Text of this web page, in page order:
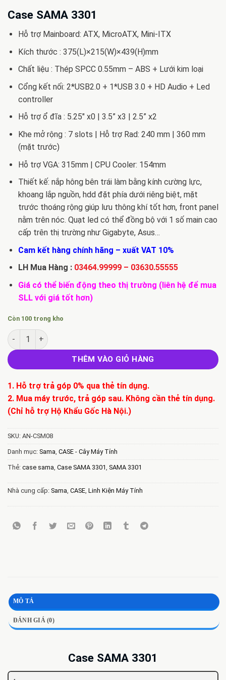
là:
685.000 VND.
Case SAMA 3301
Hỗ trợ Mainboard: ATX, MicroATX, Mini-ITX
Kích thước : 375(L)×215(W)×439(H)mm
Chất liệu : Thép SPCC 0.55mm – ABS + Lưới kim loại
Cổng kết nối: 2*USB2.0 + 1*USB 3.0 + HD Audio + Led
controller
Hỗ trợ ổ đĩa : 5.25″ x0 | 3.5” x3 | 2.5” x2
Khe mở rộng : 7 slots | Hỗ trợ Rad: 240 mm | 360 mm
(mặt trước)
Hỗ trợ VGA: 315mm | CPU Cooler: 154mm
Thiết kế: nắp hông bên trái làm bằng kính cường lực,
khoang lắp nguồn, hdd đặt phía dưới riêng biệt, mặt
trước thoáng rộng giúp lưu thông khí tốt hơn, front panel
nằm trên nóc. Quạt led có thể đồng bộ với 1 số main cao
cấp trên thị trường như Gigabyte, Asus…
Cam kết hàng chính hãng – xuất VAT 10%
LH Mua Hàng : 03464.99999– 03630.55555
Giá có thể biến động theo thị trường (liên hệ để mua
SLL với giá tốt hơn)
Còn 100 trong kho
Case SAMA 3301 số lượng
THÊM VÀO GIỎ HÀNG
1. Hỗ trợ trả góp 0% qua thẻ tín dụng.
2. Mua máy trước, trả góp sau. Không cần thẻ tín dụng.
(Chỉ hỗ trợ Hộ Khẩu Gốc Hà Nội.)
SKU: AN-CSM08
Danh mục: Sama, CASE - Cây Máy Tính
Thẻ: case sama, Case SAMA 3301, SAMA 3301
Nhà cung cấp: Sama, CASE, Linh Kiện Máy Tính
MÔ TẢ
ĐÁNH GIÁ (0)
Case SAMA 3301